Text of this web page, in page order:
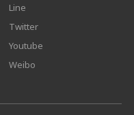
Line
Twitter
Youtube
Weibo